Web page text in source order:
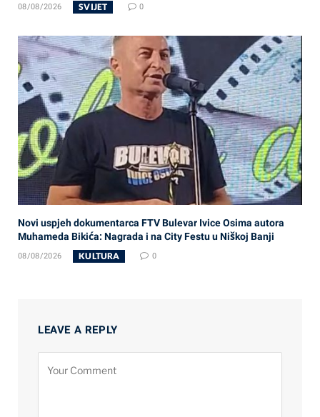
08/08/2026 SVIJET 0
Novi uspjeh dokumentarca FTV Bulevar Ivice Osima autora
Muhameda Bikića: Nagrada i na City Festu u Niškoj Banji
08/08/2026 KULTURA 0
LEAVE A REPLY